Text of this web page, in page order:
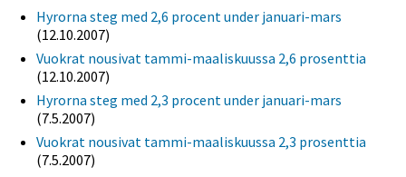
Hyrorna steg med 2,6 procent under januari-mars
(12.10.2007)
Vuokrat nousivat tammi-maaliskuussa 2,6 prosenttia
(12.10.2007)
Hyrorna steg med 2,3 procent under januari-mars
(7.5.2007)
Vuokrat nousivat tammi-maaliskuussa 2,3 prosenttia
(7.5.2007)